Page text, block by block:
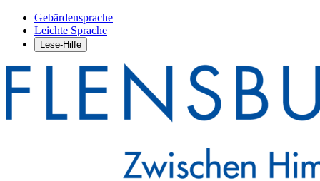
Gebärdensprache
Leichte Sprache
Lese-Hilfe